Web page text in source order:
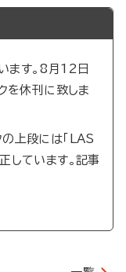
ます。8月12日
を休刊に致しま
上段には「LAS
しています。記事